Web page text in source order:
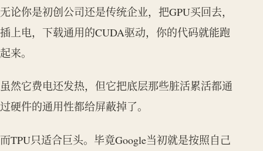
无论你是初创公司还是传统企业，把GPU买回去，
插上电，下载通用的CUDA驱动，你的代码就能跑
起来。
虽然它费电还发热，但它把底层那些脏活累活都通
过硬件的通用性都给屏蔽掉了。
而TPU只适合巨头。毕竟Google当初就是按照自己